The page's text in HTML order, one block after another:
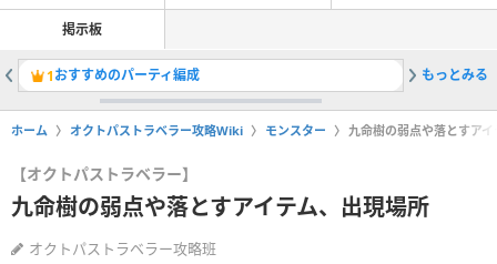
掲示板
1おすすめのパーティ編成 2プリム
もっとみる
ホーム オクトパストラベラー攻略Wiki モンスター 九命樹の弱点や落とすア
【オクトパストラベラー】
九命樹の弱点や落とすアイテム、出現場所
オクトパストラベラー攻略班